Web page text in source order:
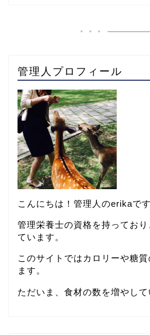
管理人プロフィール
こんにちは！管理人のerikaです
管理栄養士の資格を持ってお
ています。
このサイトではカロリーや糖
ます。
ただいま、食材の数を増やして